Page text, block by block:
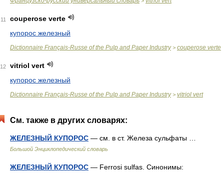
11
couperose verte
купорос железный
Dictionnaire Français-Russe of the Pulp and Paper Industry> couperose verte
12
vitriol vert
купорос железный
Dictionnaire Français-Russe of the Pulp and Paper Industry> vitriol vert
См. также в других словарях:
ЖЕЛЕЗНЫЙ КУПОРОС — см. в ст. Железа сульфаты …
Большой Энциклопедический словарь
ЖЕЛЕЗНЫЙ КУПОРОС — Ferrosi sulfas. Синонимы: